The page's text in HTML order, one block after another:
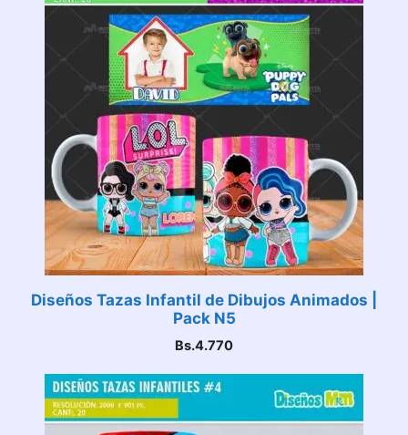
Diseños Tazas Infantil de Dibujos Animados |
Pack N5
Bs.4.770